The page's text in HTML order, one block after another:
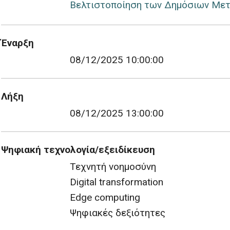
Βελτιστοποίηση των Δημόσιων
Έναρξη
08/12/2025 10:00:00
Λήξη
08/12/2025 13:00:00
Ψηφιακή τεχνολογία/εξειδίκευση
Τεχνητή νοημοσύνη
Digital transformation
Edge computing
Ψηφιακές δεξιότητες